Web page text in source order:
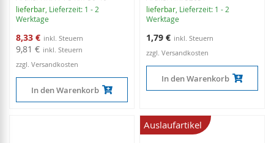
lieferbar , Lieferzeit: 1 - 2
Werktage
Sonderangebot
8,33 €
9,81 €
zzgl. Versandkosten
In den Warenkorb
lieferbar , Lieferzeit: 1 - 2
Werktage
1,79 €
zzgl. Versandkosten
In den Warenkorb
Auslaufartikel